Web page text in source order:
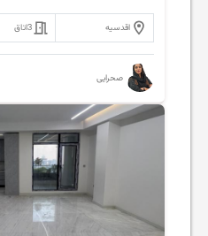
اقدسیه 3اتاق
صحرایی